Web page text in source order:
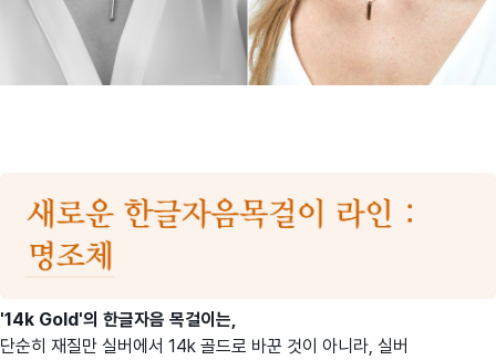
'14k Gold'의 한글자음 목걸이는,
단순히 재질만 실버에서 14k 골드로 바꾼 것이 아니라, 실버